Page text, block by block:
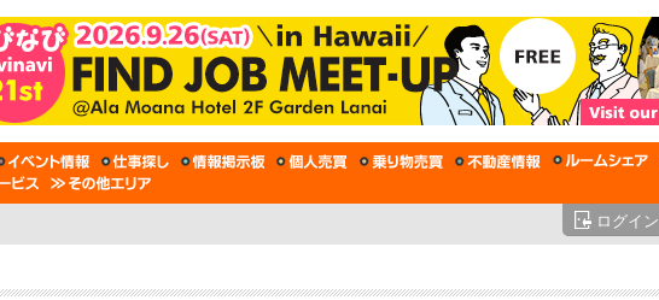
ログイン